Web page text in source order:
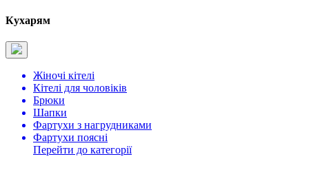
Кухарям
Жіночі кітелі
Кітелі для чоловіків
Брюки
Шапки
Фартухи з нагрудниками
Фартухи поясні
Перейти до категорії